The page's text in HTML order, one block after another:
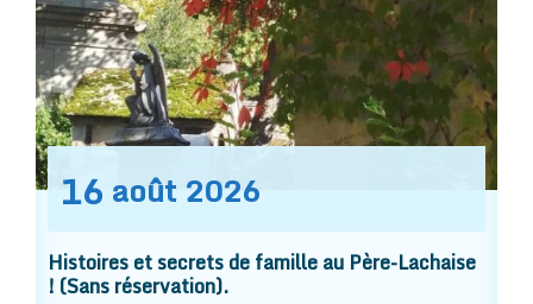
16 août 2026
Histoires et secrets de famille au Père-Lachaise
! (Sans réservation).